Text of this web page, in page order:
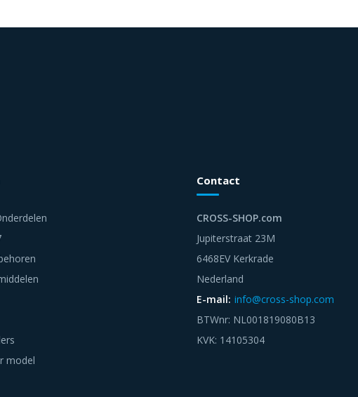
model
Contact
CROSS-SHOP.com
Jupiterstraat 23M
6468EV Kerkrade
Nederland
E-mail: info@cross-shop.com
BTWnr: NL001819080B13
KVK: 14105304